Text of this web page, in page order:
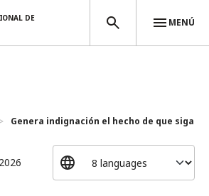
DE
MENÚ
Genera indignación el hecho de que sigan...